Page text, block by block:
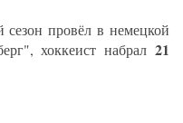
провёл в немецкой
хоккеист набрал 21